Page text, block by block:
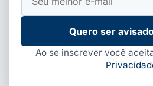
Quero ser
Ao se inscrever você